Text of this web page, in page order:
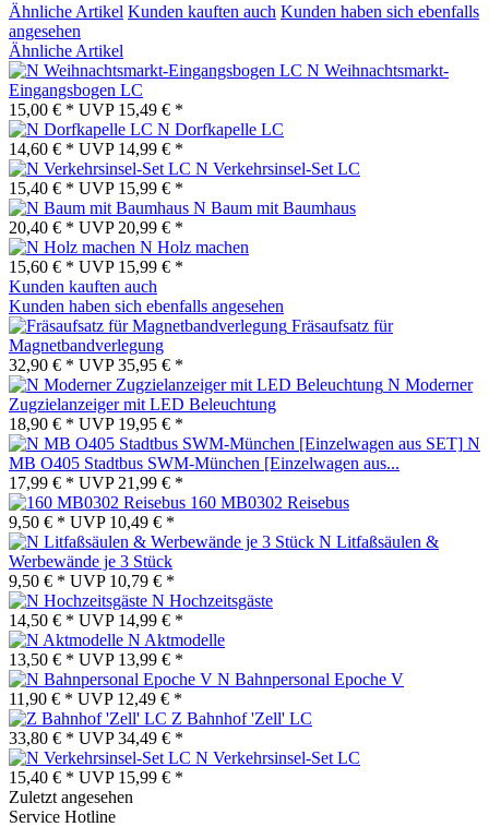
Ähnliche Artikel Kunden kauften auch Kunden haben sich ebenfalls
angesehen
Ähnliche Artikel
N Weihnachtsmarkt-
Eingangsbogen LC
15,00 € * UVP 15,49 € *
N Dorfkapelle LC
14,60 € * UVP 14,99 € *
N Verkehrsinsel-Set LC
15,40 € * UVP 15,99 € *
N Baum mit Baumhaus
20,40 € * UVP 20,99 € *
N Holz machen
15,60 € * UVP 15,99 € *
Kunden kauften auch
Kunden haben sich ebenfalls angesehen
Fräsaufsatz für
Magnetbandverlegung
32,90 € * UVP35,95 € *
N Moderner
Zugzielanzeiger mit LED Beleuchtung
18,90 € * UVP 19,95 € *
N
MB O405 Stadtbus SWM-München [Einzelwagen aus...
17,99 € * UVP 21,99 € *
160 MB0302 Reisebus
9,50 € * UVP 10,49 € *
N Litfaßsäulen &
Werbewände je 3 Stück
9,50 € * UVP 10,79 € *
N Hochzeitsgäste
14,50 € * UVP 14,99 € *
N Aktmodelle
13,50 € * UVP 13,99 € *
N Bahnpersonal Epoche V
11,90 € * UVP 12,49 € *
Z Bahnhof 'Zell' LC
33,80 € * UVP34,49 € *
N Verkehrsinsel-Set LC
15,40 € * UVP 15,99 € *
Zuletzt angesehen
Service Hotline